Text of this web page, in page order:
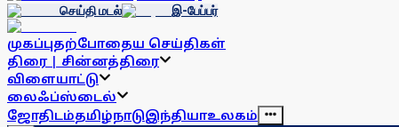
செய்தி மடல் இ-பேப்பர்
முகப்புதற்போதைய செய்திகள்
திரை | சின்னத்திரை
விளையாட்டு
லைஃப்ஸ்டைல்
ஜோதிடம்தமிழ்நாடுஇந்தியாஉலகம்